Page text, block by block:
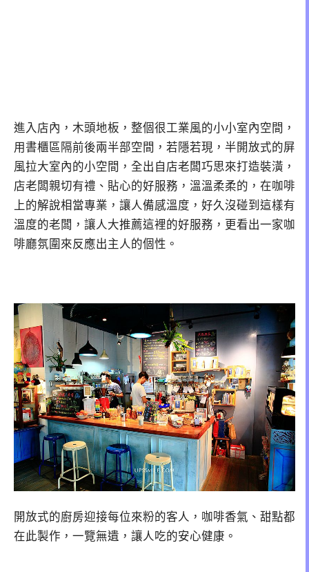
進入店內，木頭地板，整個很工業風的小小室內空間，
用書櫃區隔前後兩半部空間，若隱若現，半開放式的屏
風拉大室內的小空間，全出自店老闆巧思來打造裝潢，
店老闆親切有禮、貼心的好服務，溫溫柔柔的，在咖啡
上的解說相當專業，讓人備感溫度，好久沒碰到這樣有
溫度的老闆，讓人大推薦這裡的好服務，更看出一家咖
啡廳氛圍來反應出主人的個性。
開放式的廚房迎接每位來粉的客人，咖啡香氣、甜點都
在此製作，一覽無遺，讓人吃的安心健康。